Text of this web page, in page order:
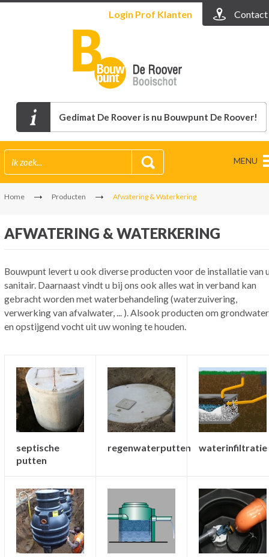
Login Prof Klanten Contact
Gedimat De Roover is nu Bouwpunt De Roover!
MENU
Home Producten Afwatering & Waterkering
AFWATERING & WATERKERING
Bouwpunt levert u ook diverse producten voor de installatie van
sanitair. Daarnaast vindt u bij ons ook alles wat in verband kan
gebracht worden met waterbehandeling (waterzuivering,
verwerking van afvalwater, ... ). Alsook producten om grondwater
en opstijgend vocht uit uw woning te houden.
septische
putten
regenwaterputten waterinfiltratie